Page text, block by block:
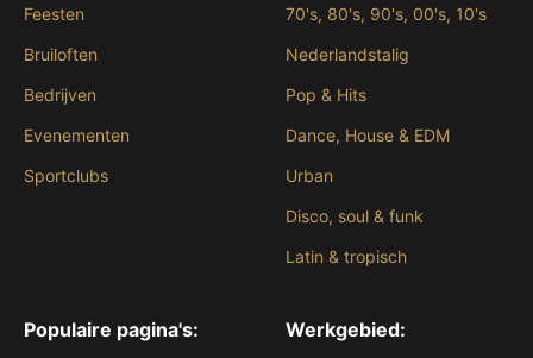
Feesten
Bruiloften
Bedrijven
Evenementen
Sportclubs
70's, 80's, 90's, 00's, 10's
Nederlandstalig
Pop & Hits
Dance, House & EDM
Urban
Disco, soul & funk
Latin & tropisch
Populaire pagina's: Werkgebied: